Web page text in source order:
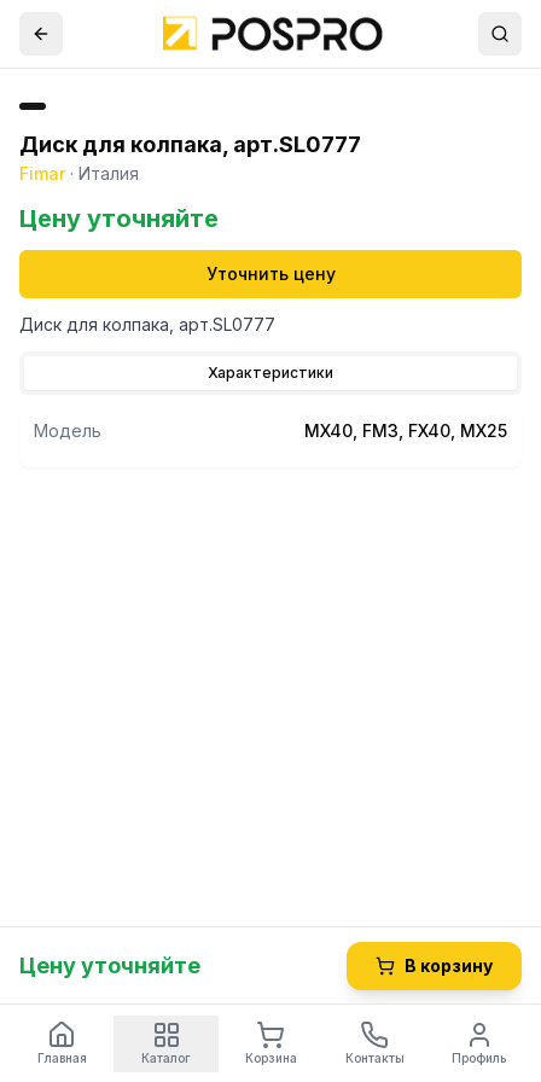
Диск для колпака, арт.SL0777
Fimar· Италия
Цену уточняйте
Уточнить цену
Диск для колпака, арт.SL0777
Характеристики
Модель MX40, FM3, FX40, MX25
Цену уточняйте В корзину
Главная Каталог Корзина Контакты Профиль